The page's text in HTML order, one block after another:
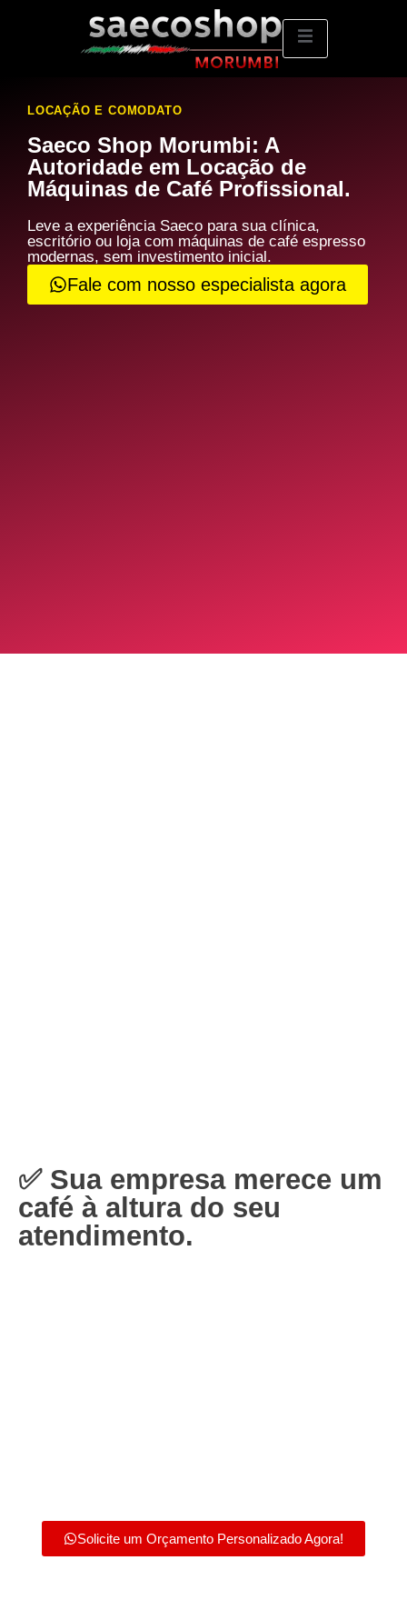
LOCAÇÃO E COMODATO
Saeco Shop Morumbi: A
Autoridade em Locação de
Máquinas de Café Profissional.
Leve a experiência Saeco para sua clínica,
escritório ou loja com máquinas de café espresso
modernas, sem investimento inicial.
Fale com nosso especialista agora
✅ Sua empresa merece um
café à altura do seu
atendimento.
Solicite um Orçamento Personalizado Agora!